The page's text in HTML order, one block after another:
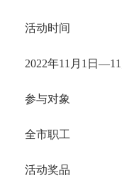
活动时间
2022年11月1日—11
参与对象
全市职工
活动奖品